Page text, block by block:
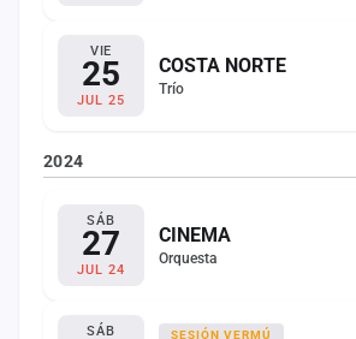
VIE
25
JUL 25
COSTA NORTE
Trío
2024
SÁB
27
JUL 24
CINEMA
Orquesta
SÁB SESIÓN VERMÚ